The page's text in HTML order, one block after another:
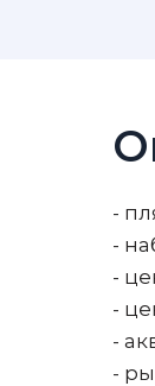
-
-
-
-
-
-